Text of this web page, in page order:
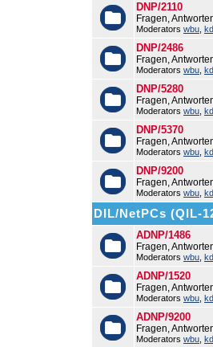
DNP/2110
Fragen,
Moderators wbu
DNP/2486
Fragen,
Moderators wbu
DNP/5280
Fragen,
Moderators wbu
DNP/5370
Fragen,
Moderators wbu
DNP/9200
Fragen,
Moderators wbu
DIL/NetPCs (QIL-
ADNP/1486
Fragen,
Moderators wbu
ADNP/1520
Fragen,
Moderators wbu
ADNP/9200
Fragen,
Moderators wbu